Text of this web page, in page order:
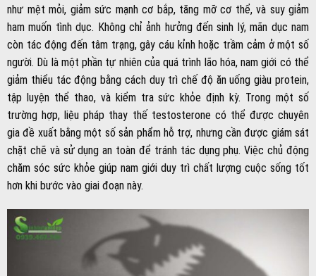
như mệt mỏi, giảm sức mạnh cơ bắp, tăng mỡ cơ thể, và suy giảm
ham muốn tình dục. Không chỉ ảnh hưởng đến sinh lý, mãn dục nam
còn tác động đến tâm trạng, gây cáu kỉnh hoặc trầm cảm ở một số
người. Dù là một phần tự nhiên của quá trình lão hóa, nam giới có thể
giảm thiểu tác động bằng cách duy trì chế độ ăn uống giàu protein,
tập luyện thể thao, và kiểm tra sức khỏe định kỳ. Trong một số
trường hợp, liệu pháp thay thế testosterone có thể được chuyên
gia đề xuất bằng một số sản phẩm hỗ trợ, nhưng cần được giám sát
chặt chẽ và sử dụng an toàn để tránh tác dụng phụ. Việc chủ động
chăm sóc sức khỏe giúp nam giới duy trì chất lượng cuộc sống tốt
hơn khi bước vào giai đoạn này.